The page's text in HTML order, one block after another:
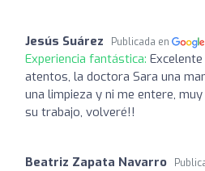
Jesús Suárez Publicada en
Experiencia fantástica:
atentos, la doctora Sara una
una limpieza y ni me entere,
su trabajo, volveré!!
Beatriz Zapata Navarro